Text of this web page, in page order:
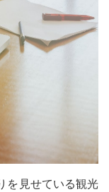
を見せている観光